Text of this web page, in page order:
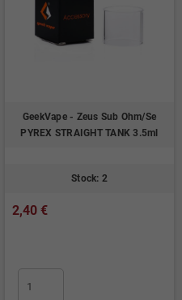
GeekVape - Zeus Sub Ohm/Se
PYREX STRAIGHT TANK 3.5ml
Stock: 2
2,40 €